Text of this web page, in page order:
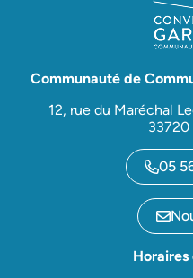
Communauté de
12, rue du Maréchal
33720
05